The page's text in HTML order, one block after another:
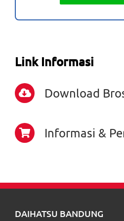
Link Informasi
Download
Informasi &
DAIHATSU BANDUNG